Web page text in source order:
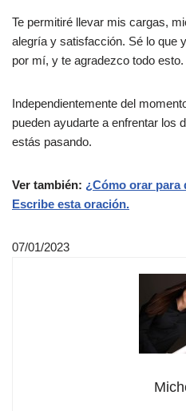
Te permitiré llevar mis cargas,
alegría y satisfacción. Sé lo que
por mí, y te agradezco todo
Independientemente del
pueden ayudarte a enfrentar los
estás pasando.
Ver también: ¿Cómo orar para
Escribe esta oración.
07/01/2023